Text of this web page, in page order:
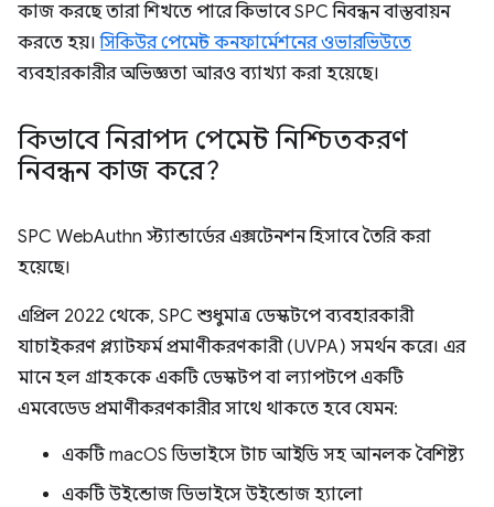
কাজ করছে তারা শিখতে পারে কিভাবে SPC নিবন্ধন বাস্তবায়ন
করতে হয়।সিকিউর পেমেন্ট কনফার্মেশনের ওভারভিউতে
ব্যবহারকারীর অভিজ্ঞতা আরও ব্যাখ্যা করা হয়েছে।
কিভাবে নিরাপদ পেমেন্ট নিশ্চিতকরণ
নিবন্ধন কাজ করে?
SPC WebAuthn স্ট্যান্ডার্ডের এক্সটেনশন হিসাবে তৈরি করা
হয়েছে।
এপ্রিল 2022 থেকে, SPC শুধুমাত্র ডেস্কটপে ব্যবহারকারী
যাচাইকরণ প্ল্যাটফর্ম প্রমাণীকরণকারী (UVPA) সমর্থন করে। এর
মানে হল গ্রাহককে একটি ডেস্কটপ বা ল্যাপটপে একটি
এমবেডেড প্রমাণীকরণকারীর সাথে থাকতে হবে যেমন:
একটি macOS ডিভাইসে টাচ আইডি সহ আনলক বৈশিষ্ট্য
একটি উইন্ডোজ ডিভাইসে উইন্ডোজ হ্যালো